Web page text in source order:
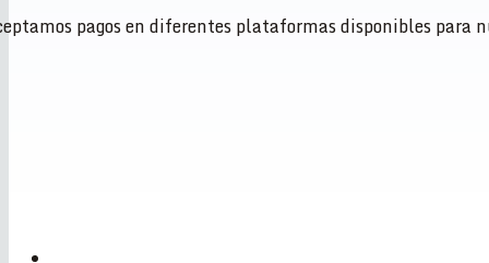
pagos en diferentes plataformas disponibles para